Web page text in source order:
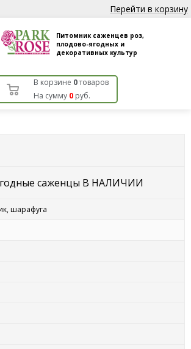
Перейти в корзину
Питомник саженцев роз,
плодово-ягодных и
декоративных культур
В корзине 0товаров
На сумму 0руб.
саженцы В НАЛИЧИИ
шарафуга